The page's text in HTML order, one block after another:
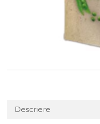
Descriere